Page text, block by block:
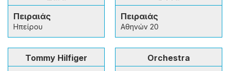
Πειραιάς
Ηπείρου
Πειραιάς
Αθηνών 20
Tommy Hilfiger
Orchestra